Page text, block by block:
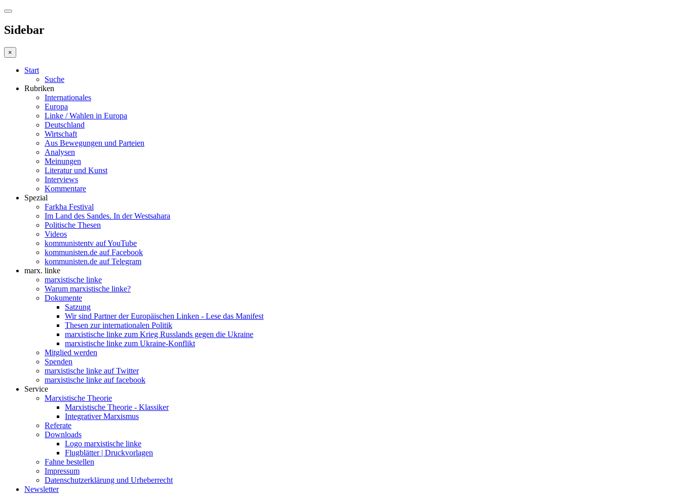
Sidebar
×
Start
Suche
Rubriken
Internationales
Europa
Linke / Wahlen in Europa
Deutschland
Wirtschaft
Aus Bewegungen und Parteien
Analysen
Meinungen
Literatur und Kunst
Interviews
Kommentare
Spezial
Farkha Festival
Im Land des Sandes. In der Westsahara
Politische Thesen
Videos
kommunistentv auf YouTube
kommunisten.de auf Facebook
kommunisten.de auf Telegram
marx. linke
marxistische linke
Warum marxistische linke?
Dokumente
Satzung
Wir sind Partner der Europäischen Linken - Lese das Manifest
Thesen zur internationalen Politik
marxistische linke zum Krieg Russlands gegen die Ukraine
marxistische linke zum Ukraine-Konflikt
Mitglied werden
Spenden
marxistische linke auf Twitter
marxistische linke auf facebook
Service
Marxistische Theorie
Marxistische Theorie - Klassiker
Integrativer Marxismus
Referate
Downloads
Logo marxistische linke
Flugblätter | Druckvorlagen
Fahne bestellen
Impressum
Datenschutzerklärung und Urheberrecht
Newsletter